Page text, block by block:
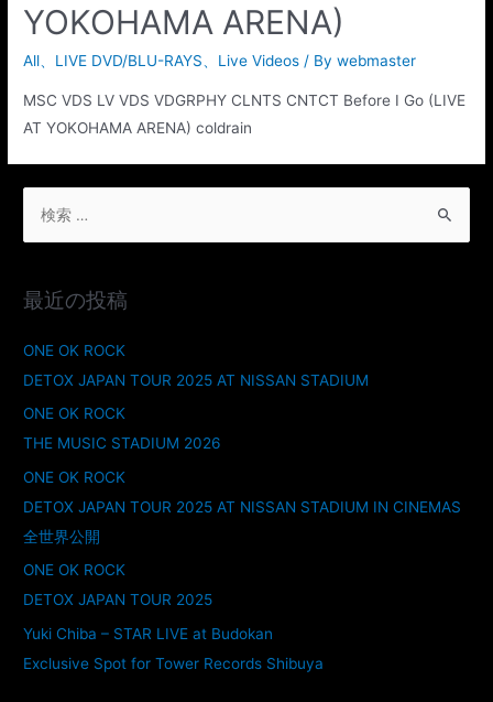
YOKOHAMA ARENA)
All LIVE DVD/BLU-RAYS Live Videos / Bywebmaster
MSC VDS LV VDS VDGRPHY CLNTS CNTCT Before I Go (LIVE
AT YOKOHAMA ARENA) coldrain
最近の投稿
ONE OK ROCK
DETOX JAPAN TOUR 2025 AT NISSAN STADIUM
ONE OK ROCK
THE MUSIC STADIUM 2026
ONE OK ROCK
DETOX JAPAN TOUR 2025 AT NISSAN STADIUM IN CINEMAS
全世界公開
ONE OK ROCK
DETOX JAPAN TOUR 2025
Yuki Chiba – STAR LIVE at Budokan
Exclusive Spot for Tower Records Shibuya